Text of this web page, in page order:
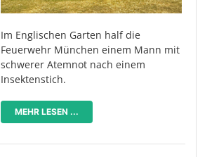
Im Englischen Garten half die
Feuerwehr München einem Mann mit
schwerer Atemnot nach einem
Insektenstich.
MEHR LESEN ...